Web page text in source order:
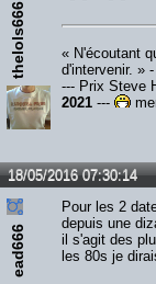
thelols666
« N'écoutant
d'intervenir. »
--- Prix Steve
2021 ---
18/05/2016 07:30:14
ead666
Pour les 2
depuis une
il s'agit des
les 80s je